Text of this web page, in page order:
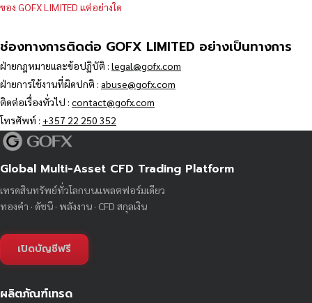
ของ GOFX LIMITED แต่อย่างใด
ช่องทางการติดต่อ GOFX LIMITED อย่างเป็นทางการ
ฝ่ายกฎหมายและข้อปฏิบัติ : legal@gofx.com
ฝ่ายการใช้งานที่ผิดปกติ : abuse@gofx.com
ติดต่อเรื่องทั่วไป : contact@gofx.com
โทรศัพท์ : +357 22 250 352
Global Multi-Asset CFD Trading Platform
เทรดสินทรัพย์ทั่วโลกบนแพลตฟอร์มเดียว
ทองคำ · ดัชนี · พลังงาน · CFD สกุลเงิน
เปิดบัญชีฟรี
ผลิตภัณฑ์เทรด